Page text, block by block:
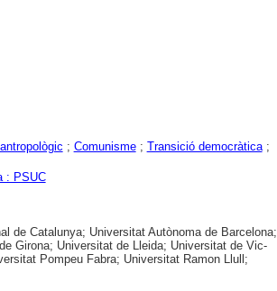
; Comunisme; Transició democràtica;
: PSUC
de Catalunya; Universitat Autònoma de Barcelona;
Girona; Universitat de Lleida; Universitat de Vic-
Pompeu Fabra; Universitat Ramon Llull;